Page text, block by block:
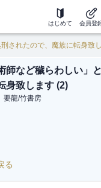
はじめて 会員登
されたので、魔族に転身致
師など穢らわしい」
身致します (2)
要龍/竹書房
る